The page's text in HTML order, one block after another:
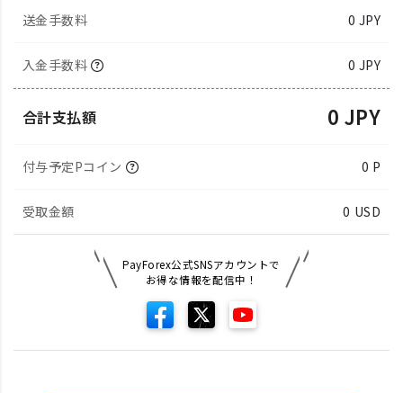
送金手数料 0 JPY
入金手数料 0 JPY
合計支払額 0 JPY
付与予定Pコイン 0 P
受取金額 0 USD
PayForex公式SNSアカウントで
お得な情報を配信中！